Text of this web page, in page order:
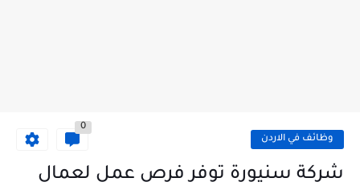
وظائف في الاردن
0
شركة سنيورة توفر فرص عمل لعمال